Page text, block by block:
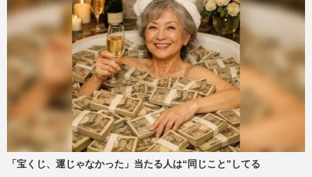
Hey! Say! JUMP伊野尾慧、ドラマ『家政
夫のミタゾノ』に出演中でも実際は「僕が
家政婦を雇いたいくらい」
週刊女性2025年3月18日号 2025/3/4
今週発売『週刊女性』3/18号の表紙と中身
はコチラ！
週刊女性本誌からのお知らせ 2025/3/4
「宝くじ、運じゃなかった」当たる人は“同じこと”してる